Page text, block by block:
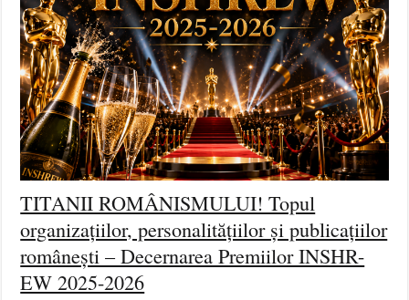
TITANII ROMÂNISMULUI! Topul
organizațiilor, personalitățiilor și publicațiilor
românești – Decernarea Premiilor INSHR-
EW 2025-2026